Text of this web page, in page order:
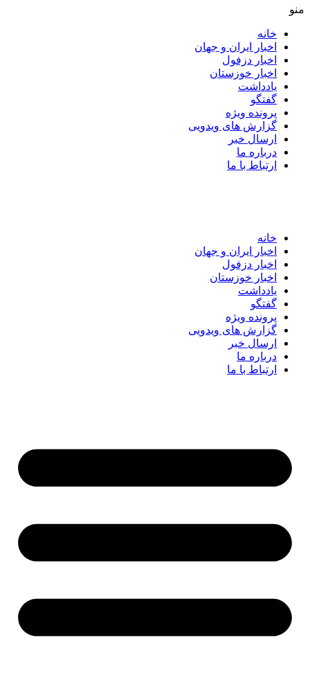
منو
خانه
اخبار ایران و جهان
اخبار دزفول
اخبار خوزستان
یادداشت
گفتگو
پرونده ویژه
گزارش های ویدویی
ارسال خبر
درباره ما
ارتباط با ما
خانه
اخبار ایران و جهان
اخبار دزفول
اخبار خوزستان
یادداشت
گفتگو
پرونده ویژه
گزارش های ویدویی
ارسال خبر
درباره ما
ارتباط با ما